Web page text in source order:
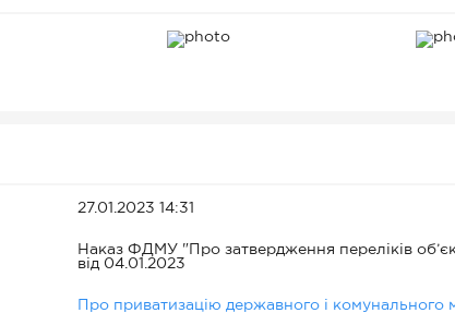
27.01.2023 14:31
Наказ ФДМУ "Про затвердження переліків
від 04.01.2023
Про приватизацію державного і комунального